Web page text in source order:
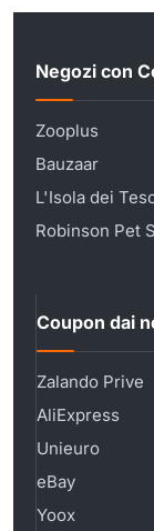
Negozi con
Zooplus
Bauzaar
L'Isola dei
Robinson Pet
Coupon dai
Zalando Prive
AliExpress
Unieuro
eBay
Yoox